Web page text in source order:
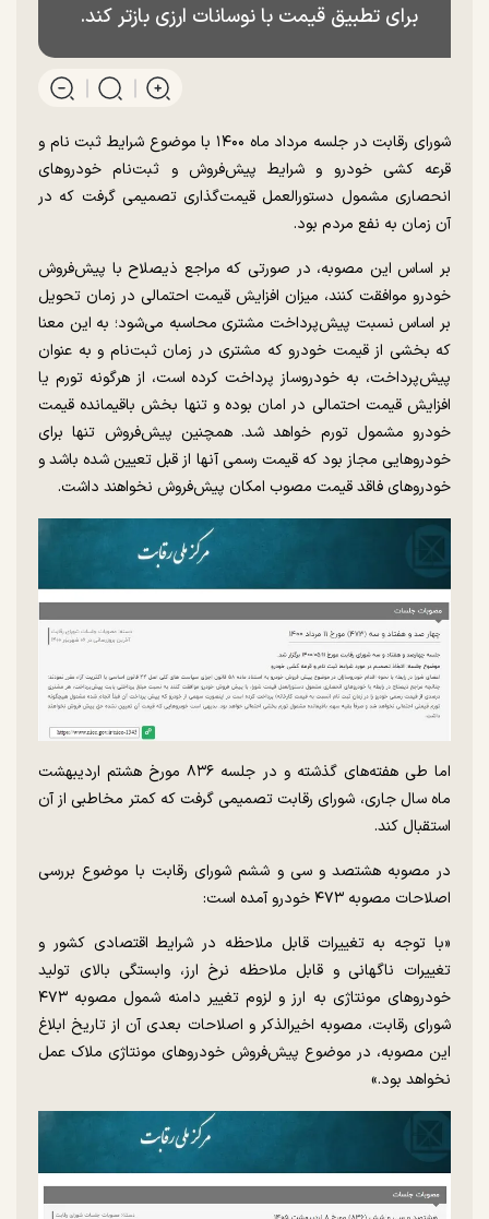
برای تطبیق قیمت با نوسانات ارزی بازتر کند.
شورای رقابت در جلسه مرداد ماه ۱۴۰۰ با موضوع شرایط ثبت نام و
قرعه کشی خودرو و شرایط پیش‌فروش و ثبت‌نام خودرو‌های
انحصاری مشمول دستورالعمل قیمت‌گذاری تصمیمی گرفت که در
آن زمان به نفع مردم بود.
بر اساس این مصوبه، در صورتی که مراجع ذیصلاح با پیش‌فروش
خودرو موافقت کنند، میزان افزایش قیمت احتمالی در زمان تحویل
بر اساس نسبت پیش‌پرداخت مشتری محاسبه می‌شود؛ به این معنا
که بخشی از قیمت خودرو که مشتری در زمان ثبت‌نام و به عنوان
پیش‌پرداخت، به خودروساز پرداخت کرده است، از هرگونه تورم یا
افزایش قیمت احتمالی در امان بوده و تنها بخش باقیمانده قیمت
خودرو مشمول تورم خواهد شد. همچنین پیش‌فروش تنها برای
خودرو‌هایی مجاز بود که قیمت رسمی آنها از قبل تعیین شده باشد و
خودرو‌های فاقد قیمت مصوب امکان پیش‌فروش نخواهند داشت.
اما طی هفته‌های گذشته و در جلسه ۸۳۶ مورخ هشتم اردیبهشت
ماه سال جاری، شورای رقابت تصمیمی گرفت که کمتر مخاطبی از آن
استقبال کند.
در مصوبه هشتصد و سی و ششم شورای رقابت با موضوع بررسی
اصلاحات مصوبه ۴۷۳ خودرو آمده است:
«با توجه به تغییرات قابل ملاحظه در شرایط اقتصادی کشور و
تغییرات ناگهانی و قابل ملاحظه نرخ ارز، وابستگی بالای تولید
خودرو‌های مونتاژی به ارز و لزوم تغییر دامنه شمول مصوبه ۴۷۳
شورای رقابت، مصوبه اخیرالذکر و اصلاحات بعدی آن از تاریخ ابلاغ
این مصوبه، در موضوع پیش‌فروش خودرو‌های مونتاژی ملاک عمل
نخواهد بود.»